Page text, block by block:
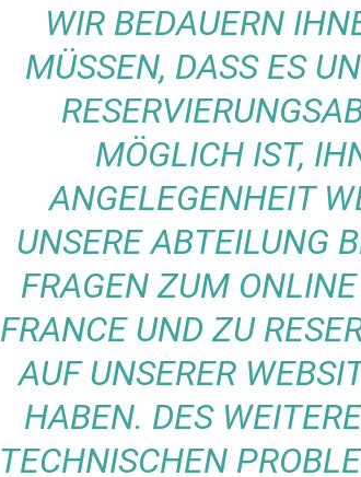
WIR BEDAUERN
MÜSSEN, DASS ES
MÖGLICH IST,
ANGELEGENHEIT
UNSERE ABTEILUNG
FRAGEN ZUM
FRANCE UND ZU
AUF UNSERER
HABEN. DES
TECHNISCHEN